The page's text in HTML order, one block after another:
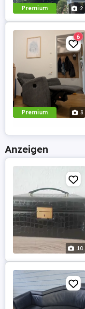
Premium 2
Premium 3
6
Anzeigen
10